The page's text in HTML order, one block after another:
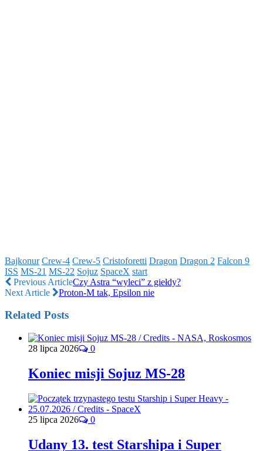
Bajkonur Crew-4 Crew-5 Cristoforetti Dragon Dragon 2 Falcon 9
ISS MS-21 MS-22 Sojuz SpaceX start
Previous ArticleCzy Astra “wyleci” z giełdy?
Next Article
Proton-M tak, Epsilon nie
Related Posts
28 lipca 2026 0
Koniec misji Sojuz MS-28
25 lipca 2026 0
Udany 13. test Starshipa i Super